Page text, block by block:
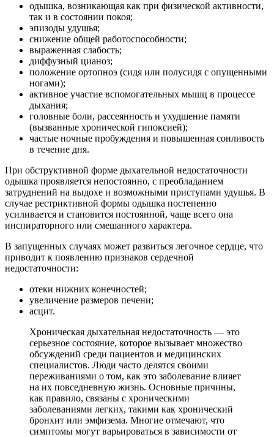
одышка, возникающая как при физической активности,
так и в состоянии покоя;
эпизоды удушья;
снижение общей работоспособности;
выраженная слабость;
диффузный цианоз;
положение ортопноэ (сидя или полусидя с опущенными
ногами);
активное участие вспомогательных мышц в процессе
дыхания;
головные боли, рассеянность и ухудшение памяти
(вызванные хронической гипоксией);
частые ночные пробуждения и повышенная сонливость
в течение дня.
При обструктивной форме дыхательной недостаточности
одышка проявляется непостоянно, с преобладанием
затруднений на выдохе и возможными приступами удушья. В
случае рестриктивной формы одышка постепенно
усиливается и становится постоянной, чаще всего она
инспираторного или смешанного характера.
В запущенных случаях может развиться легочное сердце, что
приводит к появлению признаков сердечной
недостаточности:
отеки нижних конечностей;
увеличение размеров печени;
асцит.
Хроническая дыхательная недостаточность — это
серьезное состояние, которое вызывает множество
обсуждений среди пациентов и медицинских
специалистов. Люди часто делятся своими
переживаниями о том, как это заболевание влияет
на их повседневную жизнь. Основные причины,
как правило, связаны с хроническими
заболеваниями легких, такими как хронический
бронхит или эмфизема. Многие отмечают, что
симптомы могут варьироваться в зависимости от